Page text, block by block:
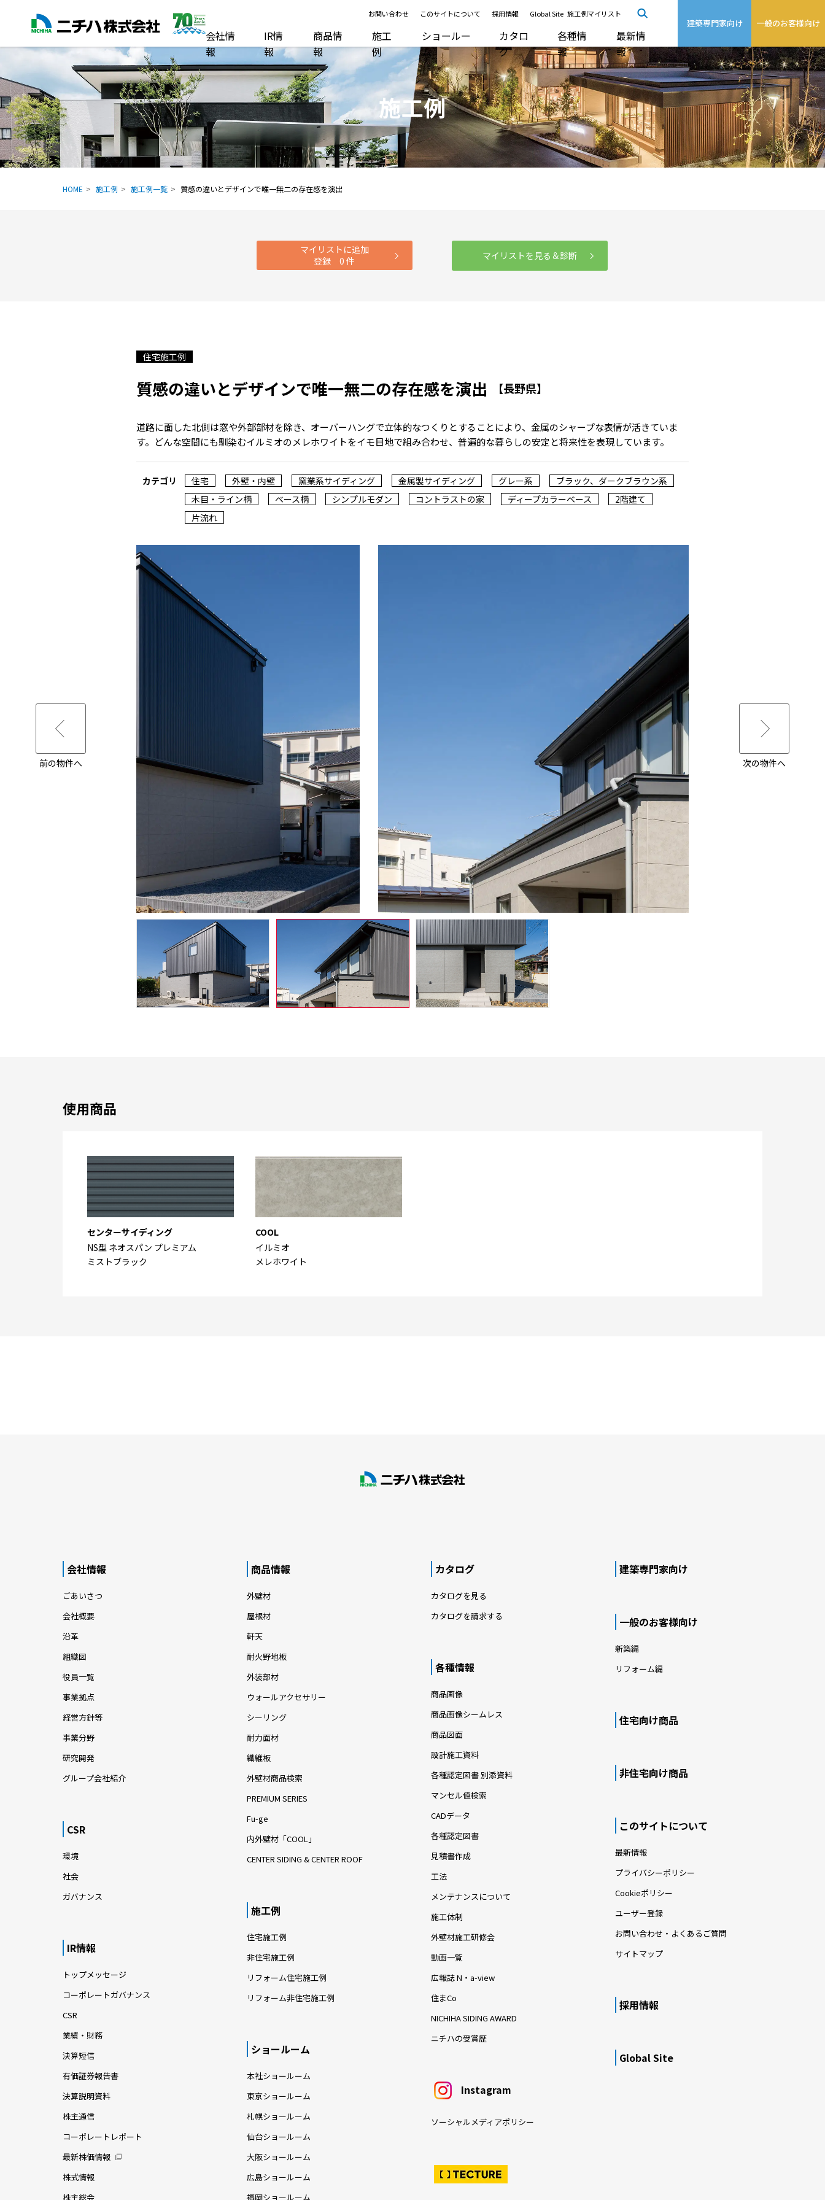
お問い合わせ このサイトについて 採用情報 Global Site 施工例マイリスト
会社情
報
IR情
報
商品情
報
施工
例
ショールー
ム
カタロ
グ
各種情
報
最新情
報
建築専門家向け 一般のお客様向け
施工例
HOME 施工例 施工例一覧 質感の違いとデザインで唯一無二の存在感を演出
マイリストに追加
登録0 件 マイリストを見る＆診断
住宅施工例
質感の違いとデザインで唯一無二の存在感を演出 【長野県】
道路に面した北側は窓や外部部材を除き、オーバーハングで立体的なつくりとすることにより、金属のシャープな表情が活きていま
す。どんな空間にも馴染むイルミオのメレホワイトをイモ目地で組み合わせ、普遍的な暮らしの安定と将来性を表現しています。
カテゴリ 住宅 外壁・内壁 窯業系サイディング 金属製サイディング グレー系
ブラック、ダークブラウン系
木目・ライン柄
ベース柄 シンプルモダン コントラストの家 ディープカラーベース
2階建て
片流れ
前の物件へ 次の物件へ
使用商品
センターサイディング
NS型 ネオスパン プレミアム
ミストブラック
COOL
イルミオ
メレホワイト
会社情報
ごあいさつ
会社概要
沿革
組織図
役員一覧
事業拠点
経営方針等
事業分野
研究開発
グループ会社紹介
CSR
環境
社会
ガバナンス
IR情報
トップメッセージ
コーポレートガバナンス
CSR
業績・財務
決算短信
有価証券報告書
決算説明資料
株主通信
コーポレートレポート
最新株価情報
株式情報
株主総会
商品情報
外壁材
屋根材
軒天
耐火野地板
外装部材
ウォールアクセサリー
シーリング
耐力面材
繊維板
外壁材商品検索
PREMIUM SERIES
Fu-ge
内外壁材「COOL」
CENTER SIDING & CENTER ROOF
施工例
住宅施工例
非住宅施工例
リフォーム住宅施工例
リフォーム非住宅施工例
ショールーム
本社ショールーム
東京ショールーム
札幌ショールーム
仙台ショールーム
大阪ショールーム
広島ショールーム
福岡ショールーム
カタログ
カタログを見る
カタログを請求する
各種情報
商品画像
商品画像シームレス
商品図面
設計施工資料
各種認定図書 別添資料
マンセル値検索
CADデータ
各種認定図書
見積書作成
工法
メンテナンスについて
施工体制
外壁材施工研修会
動画一覧
広報誌 N・a-view
住まCo
NICHIHA SIDING AWARD
ニチハの受賞歴
Instagram
ソーシャルメディアポリシー
建築専門家向け
一般のお客様向け
新築編
リフォーム編
住宅向け商品
非住宅向け商品
このサイトについて
最新情報
プライバシーポリシー
Cookieポリシー
ユーザー登録
お問い合わせ・よくあるご質問
サイトマップ
採用情報
Global Site